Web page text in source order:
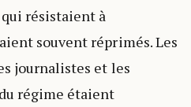
résistaient à
souvent réprimés. Les
journalistes et les
régime étaient